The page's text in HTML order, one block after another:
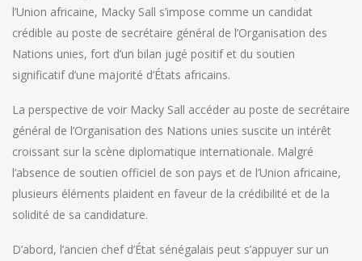
l’Union africaine, Macky Sall s’impose comme un candidat
crédible au poste de secrétaire général de l’Organisation des
Nations unies, fort d’un bilan jugé positif et du soutien
significatif d’une majorité d’États africains.
La perspective de voir Macky Sall accéder au poste de secrétaire
général de l’Organisation des Nations unies suscite un intérêt
croissant sur la scène diplomatique internationale. Malgré
l’absence de soutien officiel de son pays et de l’Union africaine,
plusieurs éléments plaident en faveur de la crédibilité et de la
solidité de sa candidature.
D’abord, l’ancien chef d’État sénégalais peut s’appuyer sur un